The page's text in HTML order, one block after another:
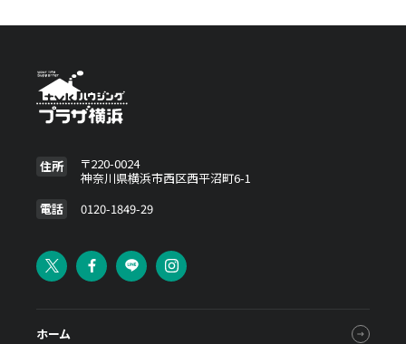
住所
〒220-0024
神奈川県横浜市西区西平沼町6-1
電話
0120-1849-29
ホーム